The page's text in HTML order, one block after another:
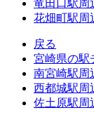
竜田口駅周
花畑町駅周
戻る
宮崎県の駅
南宮崎駅周
西都城駅周
佐土原駅周